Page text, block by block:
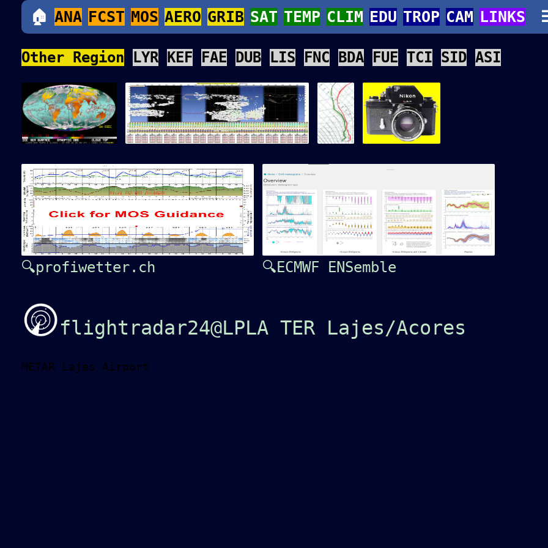
Other Region LYR KEF FAE DUB LIS FNC BDA FUE TCI SID ASI
🔍profiwetter.ch 🔍ECMWF ENSemble
flightradar24@LPLA TER Lajes/Acores
METAR Lajes Airport
🏠 ANA FCST MOS AERO GRIB SAT TEMP CLIM EDU TROP CAM LINKS